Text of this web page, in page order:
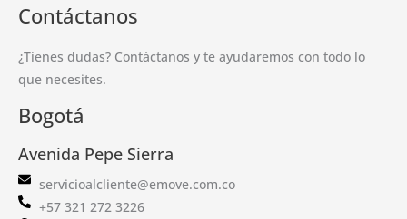
Contáctanos
¿Tienes dudas? Contáctanos y te ayudaremos con todo lo
que necesites.
Bogotá
Avenida Pepe Sierra
servicioalcliente@emove.com.co
+57 321 272 3226